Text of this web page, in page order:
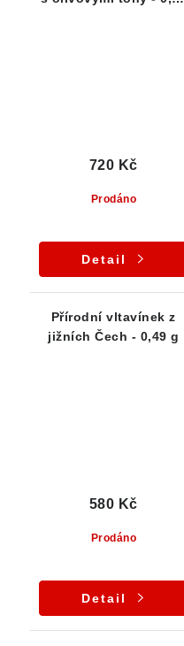
Prodáno
720 Kč
Detail
Přírodní vltavínek z
jižních Čech - 0,49 g
Prodáno
580 Kč
Detail